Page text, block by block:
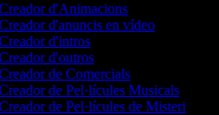
d'Animacions
d'anuncis en vídeo
d'intros
d'outros
de Comercials
de Pel·lícules Musicals
de Pel·lícules de Misteri